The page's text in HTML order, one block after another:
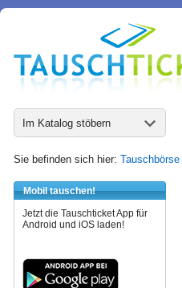
Im Katalog stöbern
Sie befinden sich hier: Tauschbörse
Mobil tauschen!
Jetzt die Tauschticket App für
Android und iOS laden!